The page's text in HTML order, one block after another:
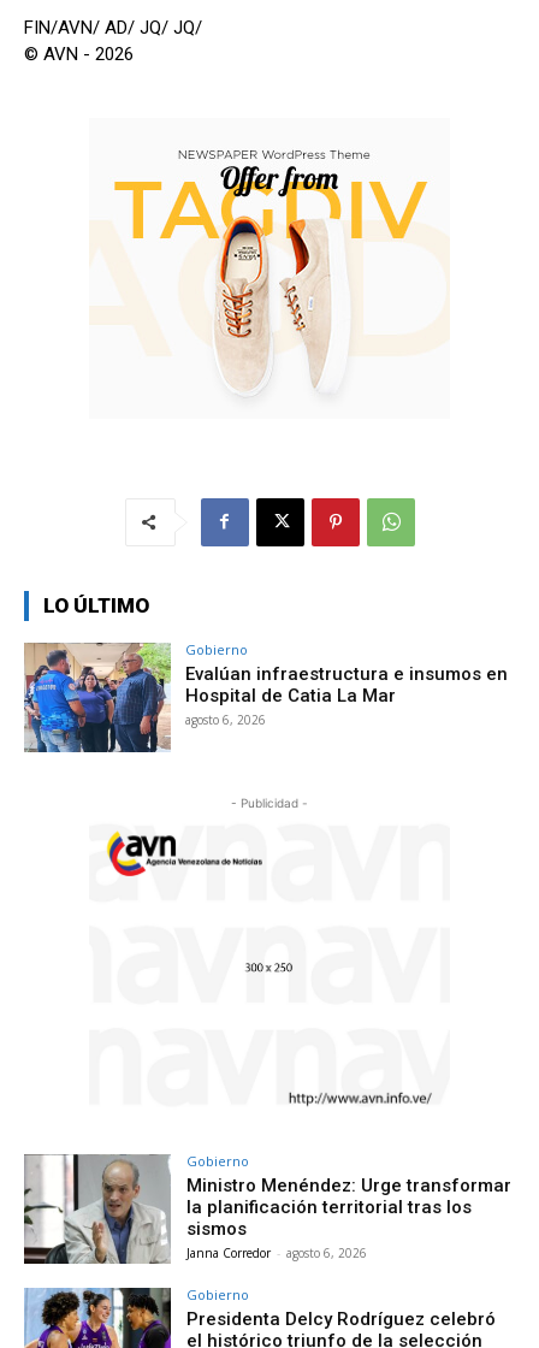
FIN/AVN/ AD/ JQ/ JQ/
© AVN - 2026
LO ÚLTIMO
Gobierno
Evalúan infraestructura e insumos en
Hospital de Catia La Mar
agosto 6, 2026
- Publicidad -
Gobierno
Ministro Menéndez: Urge transformar
la planificación territorial tras los
sismos
Janna Corredor - agosto 6, 2026
Gobierno
Presidenta Delcy Rodríguez celebró
el histórico triunfo de la selección